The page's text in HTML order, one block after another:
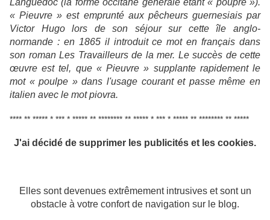
Languedoc (la forme occitane générale étant « póupre »).
« Pieuvre » est emprunté aux pêcheurs guernesiais par
Victor Hugo lors de son séjour sur cette île anglo-
normande : en 1865 il introduit ce mot en français dans
son roman Les Travailleurs de la mer. Le succès de cette
œuvre est tel, que « Pieuvre » supplante rapidement le
mot « poulpe » dans l'usage courant et passe même en
italien avec le mot piovra.
**** ** ***** * *** * ***** ** ******** ** ***** * *** * ***** ** ******** ** *****
J'ai décidé de supprimer les publicités et les cookies.
Elles sont devenues extrêmement intrusives et sont un
obstacle à votre confort de navigation sur le blog.